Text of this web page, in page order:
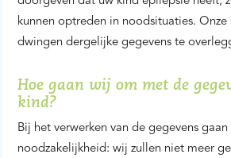
kunnen optreden in noodsituaties.
dwingen dergelijke gegevens te
Hoe gaan wij om met de
kind?
Bij het verwerken van de gegevens
noodzakelijkheid: wij zullen niet meer